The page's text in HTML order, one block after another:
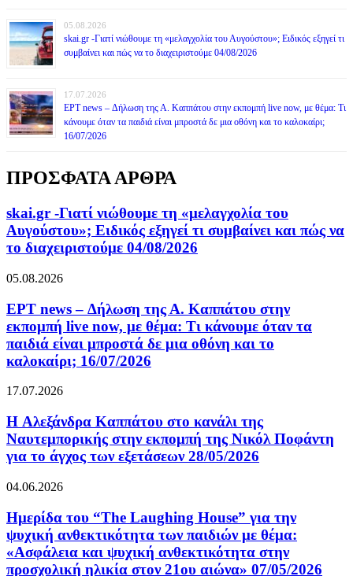
05.08.2026
skai.gr -Γιατί νιώθουμε τη «μελαγχολία του Αυγούστου»; Ειδικός εξηγεί τι
συμβαίνει και πώς να το διαχειριστούμε 04/08/2026
17.07.2026
ΕΡΤ news – Δήλωση της Α. Καππάτου στην εκπομπή live now, με θέμα: Τι
κάνουμε όταν τα παιδιά είναι μπροστά δε μια οθόνη και το καλοκαίρι;
16/07/2026
ΠΡΟΣΦΑΤΑ ΑΡΘΡΑ
skai.gr -Γιατί νιώθουμε τη «μελαγχολία του
Αυγούστου»; Ειδικός εξηγεί τι συμβαίνει και πώς να
το διαχειριστούμε 04/08/2026
05.08.2026
ΕΡΤ news – Δήλωση της Α. Καππάτου στην
εκπομπή live now, με θέμα: Τι κάνουμε όταν τα
παιδιά είναι μπροστά δε μια οθόνη και το
καλοκαίρι; 16/07/2026
17.07.2026
H Αλεξάνδρα Καππάτου στο κανάλι της
Ναυτεμπορικής στην εκπομπή της Νικόλ Ποφάντη
για το άγχος των εξετάσεων 28/05/2026
04.06.2026
Ημερίδα του “The Laughing House” για την
ψυχική ανθεκτικότητα των παιδιών με θέμα:
«Ασφάλεια και ψυχική ανθεκτικότητα στην
προσχολική ηλικία στον 21ου αιώνα» 07/05/2026